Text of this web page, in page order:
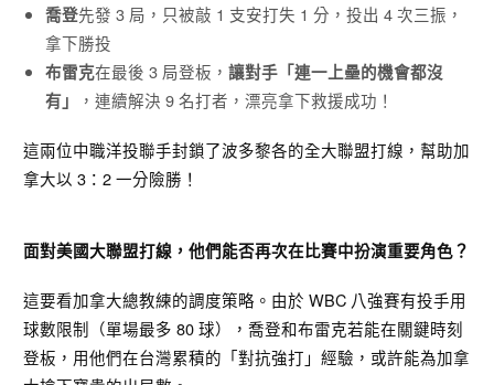
喬登先發 3 局，只被敲 1 支安打失 1 分，投出 4 次三振，
拿下勝投
布雷克在最後 3 局登板，讓對手「連一上壘的機會都沒
有」
，連續解決 9 名打者，漂亮拿下救援成功！
這兩位中職洋投聯手封鎖了波多黎各的全大聯盟打線，幫助加
拿大以 3：2 一分險勝！
面對美國大聯盟打線，他們能否再次在比賽中扮演重要角色？
這要看加拿大總教練的調度策略。由於 WBC 八強賽有投手用
球數限制（單場最多 80 球）
，喬登和布雷克若能在關鍵時刻
登板，用他們在台灣累積的「對抗強打」經驗，或許能為加拿